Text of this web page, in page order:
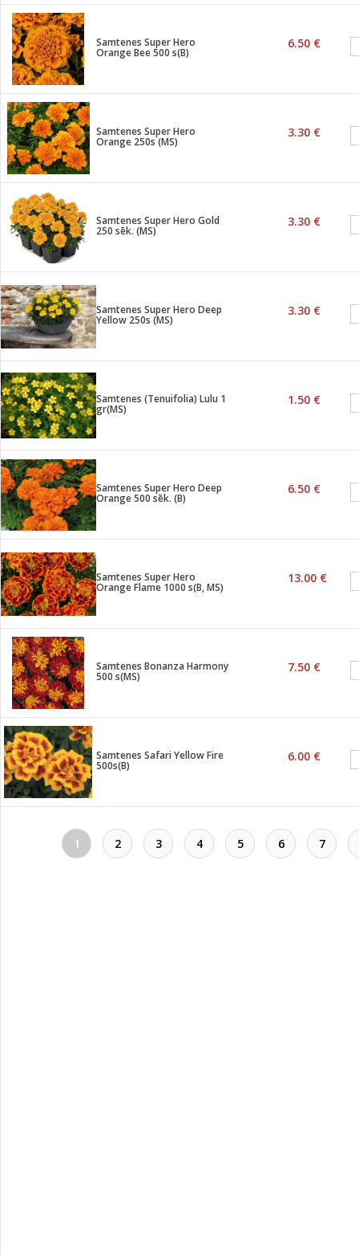
Samtenes Super Hero
Orange Bee 500 s(B)
6.50 €
Samtenes Super Hero
Orange 250s (MS)
3.30 €
Samtenes Super Hero Gold
250 sēk. (MS)
3.30 €
Samtenes Super Hero Deep
Yellow 250s (MS)
3.30 €
Samtenes (Tenuifolia) Lulu 1
gr(MS)
1.50 €
Samtenes Super Hero Deep
Orange 500 sēk. (B)
6.50 €
Samtenes Super Hero
Orange Flame 1000 s(B, MS)
13.00 €
Samtenes Bonanza Harmony
500 s(MS)
7.50 €
Samtenes Safari Yellow Fire
500s(B)
6.00 €
1 2 3 4 5 6 7